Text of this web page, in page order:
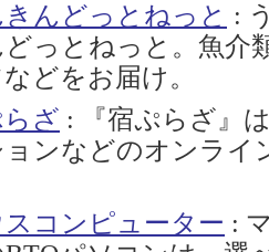
きんどっとねっと :
どっとねっと。魚介
どをお届け。
ざ : 『宿ぷらざ』
ョンなどのオンライ
コンピューター :